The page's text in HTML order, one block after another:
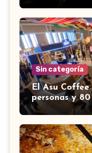
Sin categoría
El Asu
personas y